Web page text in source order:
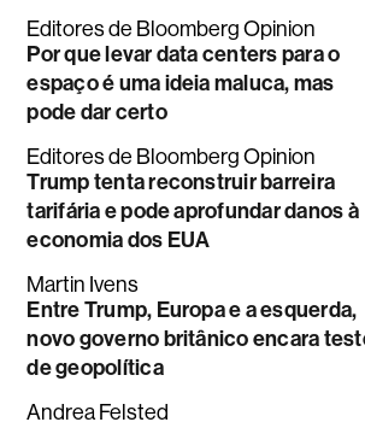
Editores de Bloomberg Opinion
Por que levar data centers para o
espaço é uma ideia maluca, mas
pode dar certo
Editores de Bloomberg Opinion
Trump tenta reconstruir barreira
tarifária e pode aprofundar danos à
economia dos EUA
Martin Ivens
Entre Trump, Europa e a esquerda,
novo governo britânico encara
de geopolítica
Andrea Felsted